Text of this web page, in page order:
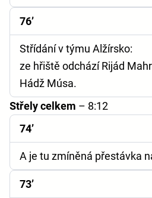
76’
Střídání v týmu Alžírsko:
ze hřiště odchází Rijád
Hádž Músa.
Střely celkem – 8:12
74’
A je tu zmíněná přestávka
73’